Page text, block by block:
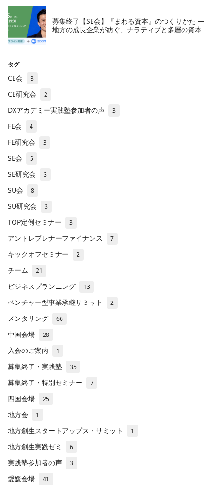
募集終了【SE会】『まわる資本』のつくりかた —
地方の成長企業が紡ぐ、ナラティブと多層の資本
タグ
CE会 3
CE研究会 2
DXアカデミー実践塾参加者の声 3
FE会 4
FE研究会 3
SE会 5
SE研究会 3
SU会 8
SU研究会 3
TOP定例セミナー 3
アントレプレナーファイナンス 7
キックオフセミナー 2
チーム 21
ビジネスプランニング 13
ベンチャー型事業承継サミット 2
メンタリング 66
中国会場 28
入会のご案内 1
募集終了・実践塾 35
募集終了・特別セミナー 7
四国会場 25
地方会 1
地方創生スタートアップス・サミット 1
地方創生実践ゼミ 6
実践塾参加者の声 3
愛媛会場 41